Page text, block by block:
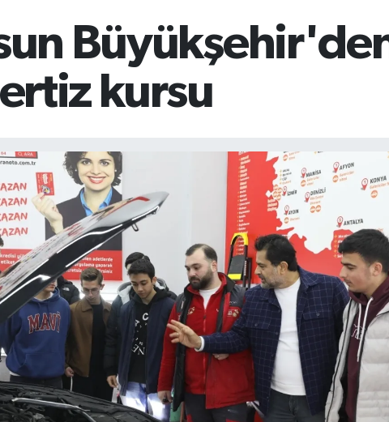
kursu